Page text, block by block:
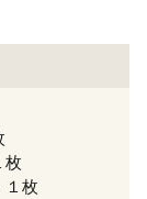
枚
１枚